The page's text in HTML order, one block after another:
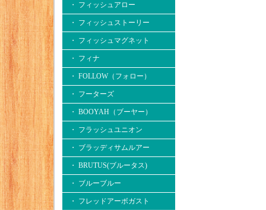
・ フィッシュアロー
・ フィッシュストーリー
・ フィッシュマグネット
・ フィナ
・ FOLLOW（フォロー）
・ フーターズ
・ BOOYAH（ブーヤー）
・ フラッシュユニオン
・ ブラッディサムルアー
・ BRUTUS(ブルータス)
・ ブルーブルー
・ フレッドアーボガスト